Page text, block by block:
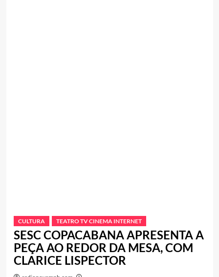
CULTURA TEATRO TV CINEMA INTERNET
SESC COPACABANA APRESENTA A
PEÇA AO REDOR DA MESA, COM
CLARICE LISPECTOR